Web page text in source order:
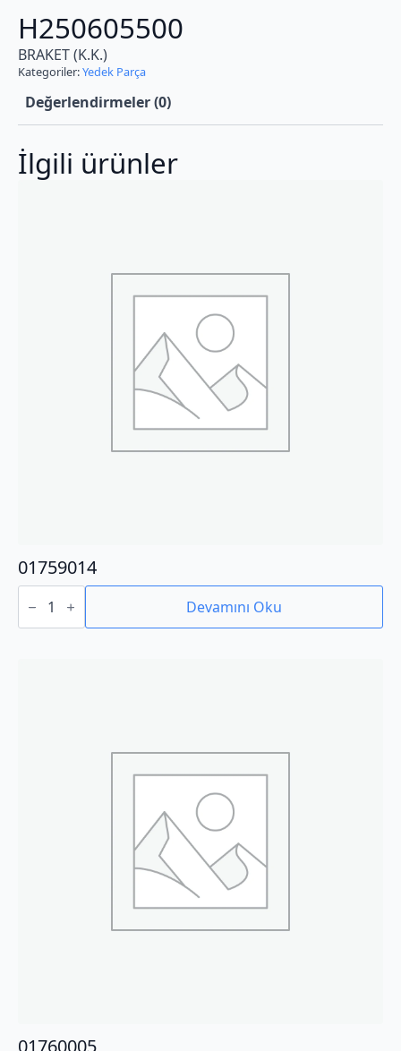
H250605500
BRAKET (K.K.)
Kategoriler:Yedek Parça
Değerlendirmeler (0)
İlgili ürünler
01759014
01759014
adet Devamını Oku
01760005